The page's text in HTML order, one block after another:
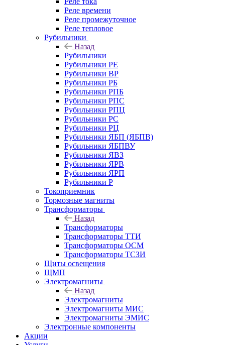
Реле времени
Реле промежуточное
Реле тепловое
Рубильники
Назад
Рубильники
Рубильники РЕ
Рубильники ВР
Рубильники РБ
Рубильники РПБ
Рубильники РПС
Рубильники РПЦ
Рубильники РС
Рубильники РЦ
Рубильники ЯБП (ЯБПВ)
Рубильники ЯБПВУ
Рубильники ЯВЗ
Рубильники ЯРВ
Рубильники ЯРП
Рубильники Р
Токоприемник
Тормозные магниты
Трансформаторы
Назад
Трансформаторы
Трансформаторы ТТИ
Трансформаторы ОСМ
Трансформаторы ТСЗИ
Щиты освещения
ЩМП
Электромагниты
Назад
Электромагниты
Электромагниты МИС
Электромагниты ЭМИС
Электронные компоненты
Акции